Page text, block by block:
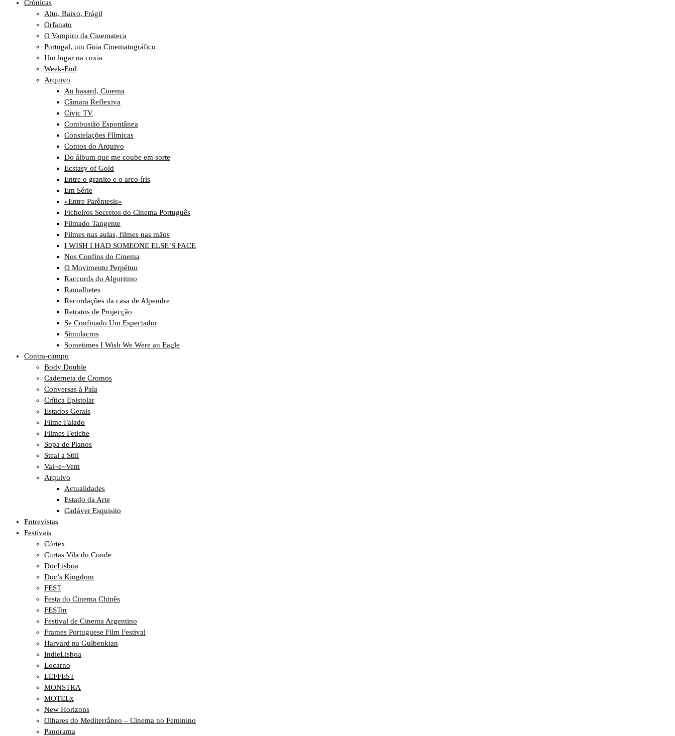
Crónicas
Alto, Baixo, Frágil
Orfanato
O Vampiro da Cinemateca
Portugal, um Guia Cinematográfico
Um lugar na coxia
Week-End
Arquivo
Au hasard, Cinema
Câmara Reflexiva
Civic TV
Combustão Espontânea
Constelações Fílmicas
Contos do Arquivo
Do álbum que me coube em sorte
Ecstasy of Gold
Entre o granito e o arco-íris
Em Série
«Entre Parêntesis»
Ficheiros Secretos do Cinema Português
Filmado Tangente
Filmes nas aulas, filmes nas mãos
I WISH I HAD SOMEONE ELSE’S FACE
Nos Confins do Cinema
O Movimento Perpétuo
Raccords do Algoritmo
Ramalhetes
Recordações da casa de Alpendre
Retratos de Projecção
Se Confinado Um Espectador
Simulacros
Sometimes I Wish We Were an Eagle
Contra-campo
Body Double
Caderneta de Cromos
Conversas à Pala
Crítica Epistolar
Estados Gerais
Filme Falado
Filmes Fetiche
Sopa de Planos
Steal a Still
Vai~e~Vem
Arquivo
Actualidades
Estado da Arte
Cadáver Esquisito
Entrevistas
Festivais
Córtex
Curtas Vila do Conde
DocLisboa
Doc’s Kingdom
FEST
Festa do Cinema Chinês
FESTin
Festival de Cinema Argentino
Frames Portuguese Film Festival
Harvard na Gulbenkian
IndieLisboa
Locarno
LEFFEST
MONSTRA
MOTELx
New Horizons
Olhares do Mediterrâneo – Cinema no Feminino
Panorama